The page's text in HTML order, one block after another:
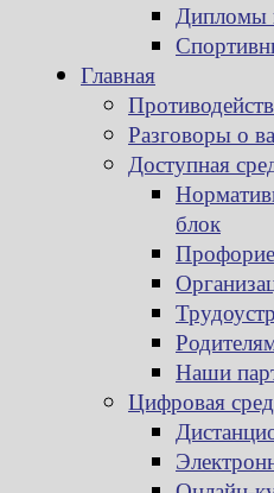
Дипломы
Главная
Разговоры о
Доступная
блок
Наши
Цифровая